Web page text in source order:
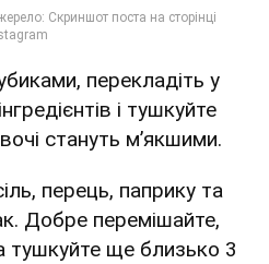
перекладіть у
і тушкуйте
стануть м’якшими.
перець, паприку та
Добре перемішайте,
тушкуйте ще близько 3